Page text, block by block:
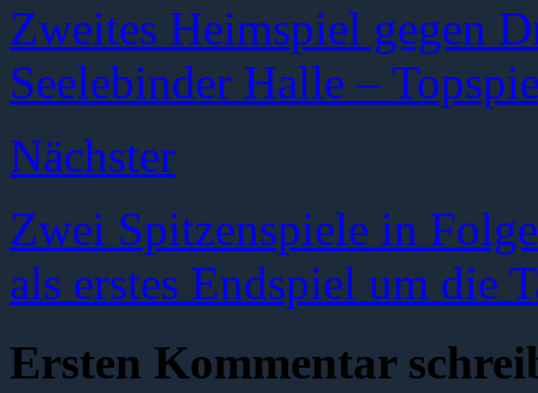
Zweites Heimspiel gegen
Seelebinder Halle –
Nächster
Zwei Spitzenspiele in
als erstes Endspiel um die
Ersten Kommentar